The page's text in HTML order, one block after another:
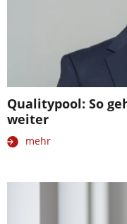
Qualitypool: So
weiter
mehr